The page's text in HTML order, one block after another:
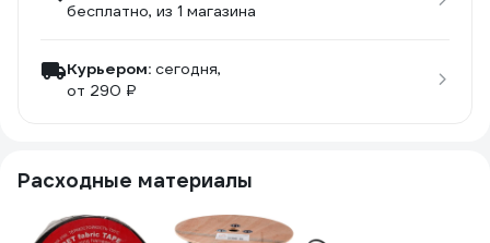
бесплатно, из 1 магазина
Курьером: сегодня,
от 290 ₽
Расходные материалы